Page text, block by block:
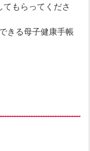
もらってくださ
きる母子健康手帳